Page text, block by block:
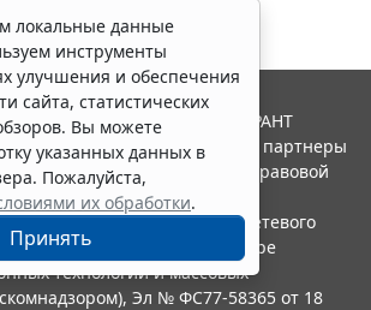
локальные данные
инструменты
улучшения и обеспечения
сайта, статистических
Вы можете
указанных данных в
Пожалуйста,
их обработки.
Принять
СЕРВИС", 2026. Система ГАРАНТ
года. Компания "Гарант" и ее партнеры
Российской ассоциации правовой
в качестве сетевого
службой по надзору в сфере
технологий и массовых
Эл № ФС77-58365 от 18